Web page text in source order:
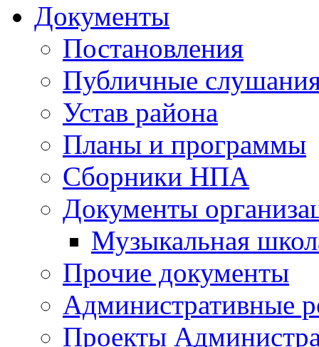
Документы
Постановления
Публичные
Устав района
Планы и программы
Сборники НПА
Документы
Музыкальная
Прочие документы
Административные
Проекты